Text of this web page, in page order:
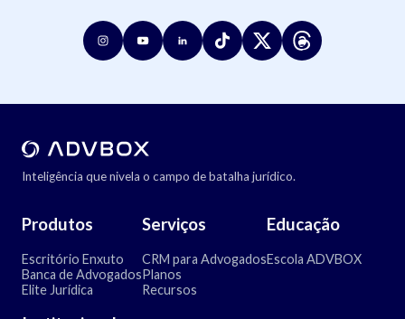
Inteligência que nivela o campo de batalha jurídico.
Produtos
Escritório Enxuto
Banca de Advogados
Elite Jurídica
Serviços
CRM para Advogados
Planos
Recursos
Educação
Escola ADVBOX